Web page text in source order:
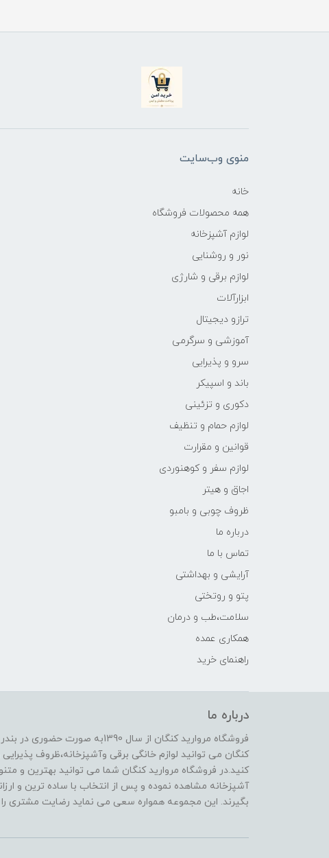
منوی وب‌سایت
خانه
همه محصولات فروشگاه
لوازم آشپزخانه
نور و روشنایی
لوازم برقی و شارژی
ابزارآلات
ترازو دیجیتال
آموزشی و سرگرمی
سرو و پذیرایی
باند و اسپیکر
دکوری و تزئینی
لوازم حمام و تنظیف
قوانین و مقرارت
لوازم سفر و کوهنوردی
اجاق و هیتر
ظروف چوبی و بامبو
درباره ما
تماس با ما
آرایشی و بهداشتی
پتو و روتختی
سلامت،طب و درمان
همکاری عمده
راهنمای خرید
درباره ما
فروشگاه مروارید کنگان از سال
کنگان می توانید لوازم خانگی برقی وآشپزخانه،ظروف
کنید.در فروشگاه مروارید کنگان شما می توانید بهترین و
آشپزخانه مشاهده نموده و پس از انتخاب با ساده ترین و
بگیرند. این مجموعه همواره سعی می نماید رضایت مشتری را